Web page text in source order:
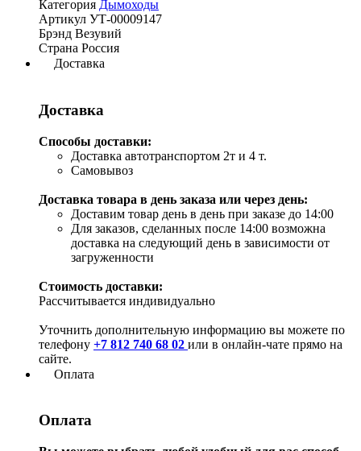
Категория Дымоходы
Артикул УТ-00009147
Брэнд Везувий
Страна Россия
Доставка
Доставка
Способы доставки:
Доставка автотранспортом 2т и 4 т.
Самовывоз
Доставка товара в день заказа или через день:
Доставим товар день в день при заказе до 14:00
Для заказов, сделанных после 14:00 возможна
доставка на следующий день в зависимости от
загруженности
Стоимость доставки:
Рассчитывается индивидуально
Уточнить дополнительную информацию вы можете по
телефону +7 812 740 68 02 или в онлайн-чате прямо на
сайте.
Оплата
Оплата